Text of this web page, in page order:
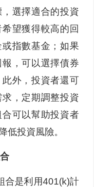
選擇適合的投資
望獲得較高的回
指數基金；如果
，可以選擇債券
外，投資者還可
，定期調整投資
可以幫助投資者
低投資風險。
合是利用401(k)計